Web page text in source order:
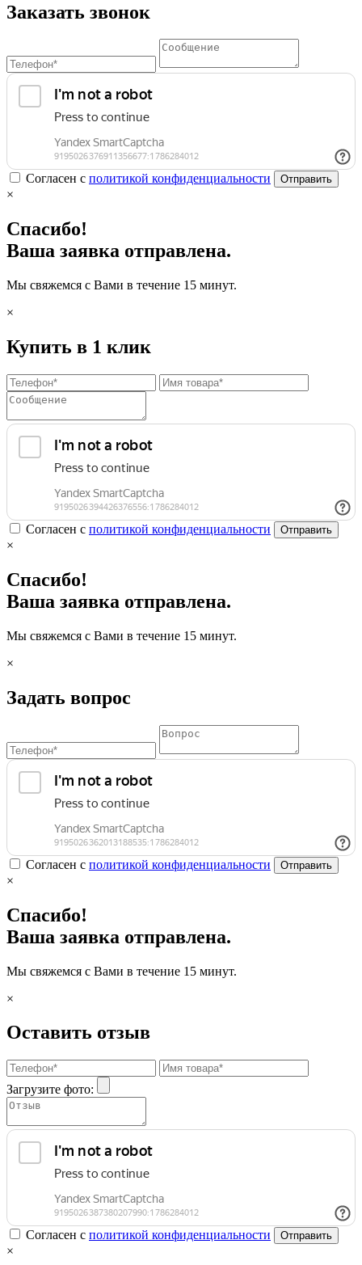
Заказать звонок
Согласен с политикой конфиденциальности Отправить
×
Спасибо!
Ваша заявка отправлена.
Мы свяжемся с Вами в течение 15 минут.
×
Купить в 1 клик
Согласен с политикой конфиденциальности Отправить
×
Спасибо!
Ваша заявка отправлена.
Мы свяжемся с Вами в течение 15 минут.
×
Задать вопрос
Согласен с политикой конфиденциальности Отправить
×
Спасибо!
Ваша заявка отправлена.
Мы свяжемся с Вами в течение 15 минут.
×
Оставить отзыв
Загрузите фото:
Согласен с политикой конфиденциальности Отправить
×